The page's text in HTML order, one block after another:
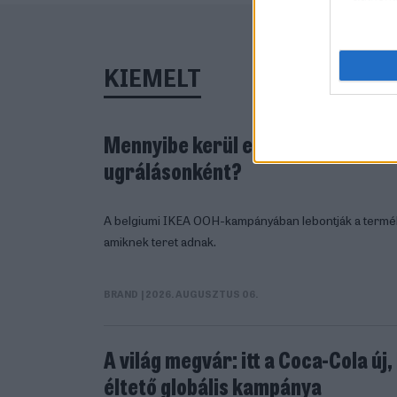
KIEMELT
Mennyibe kerül egy
ugrálásonként?
A belgiumi IKEA OOH-kampányában lebontják a
amiknek teret adnak.
BRAND | 2026. AUGUSZTUS 06.
A világ megvár: itt a Coca-Cola
éltető globális kampánya